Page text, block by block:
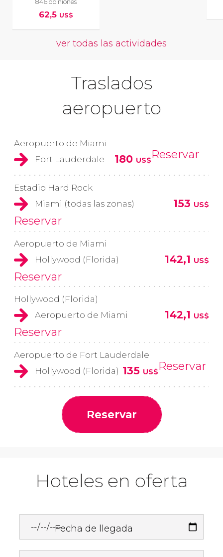
846 opiniones
62,5 US$
ver todas las actividades
Traslados
aeropuerto
Aeropuerto de Miami
Fort Lauderdale
180 US$Reservar
Estadio Hard Rock
Miami (todas las zonas)
153 US$
Reservar
Aeropuerto de Miami
Hollywood (Florida)
142,1 US$
Reservar
Hollywood (Florida)
Aeropuerto de Miami
142,1 US$
Reservar
Aeropuerto de Fort Lauderdale
Hollywood (Florida) 135 US$Reservar
Reservar
Hoteles en oferta
Fecha de llegada